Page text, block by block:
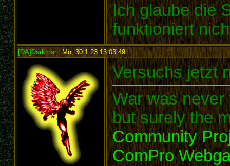
Ich glaube die
funktioniert
[DA]Darkman, Mo, 30.1.23 13:03:49:
Versuchs jetzt
War was never
but surely the
Community
ComPro